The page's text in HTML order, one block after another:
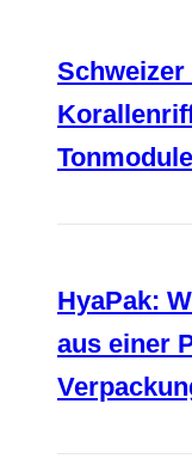
HyaPak:
aus einer